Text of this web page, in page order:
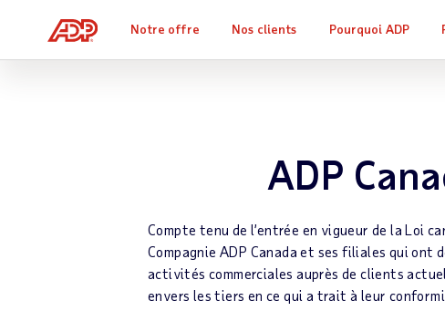
Notre offre Nos clients Pourquoi ADP
ADP
Compte tenu de l’entrée en vigueur de la Loi
Compagnie ADP Canada et ses filiales qui ont
activités commerciales auprès de clients
envers les tiers en ce qui a trait à leur